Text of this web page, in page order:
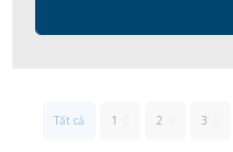
Tất cả 1 2 3